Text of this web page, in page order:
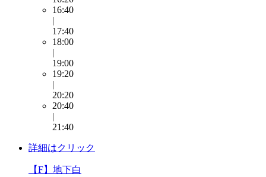
16:40
|
17:40
18:00
|
19:00
19:20
|
20:20
20:40
|
21:40
詳細はクリック
【F】地下白